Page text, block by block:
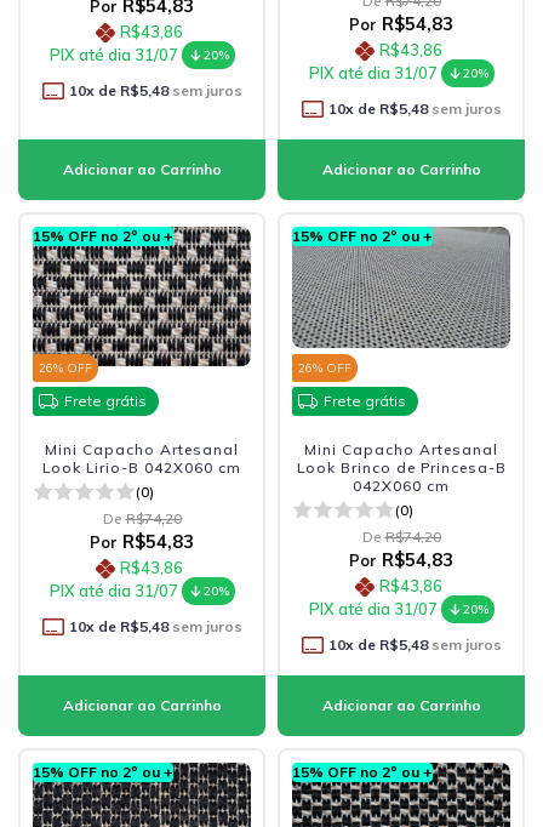
Por R$54,83
R$43,86
PIX até dia 31/07
20%
10x de R$5,48sem juros
Por R$54,83
R$43,86
PIX até dia 31/07
20%
10x de R$5,48sem juros
15% OFF no 2º ou +
26% OFF
Frete grátis
Mini Capacho Artesanal
Look Lirio-B 042X060 cm
(0)
De R$74,20
Por R$54,83
R$43,86
PIX até dia 31/07
20%
10x de R$5,48sem juros
15% OFF no 2º ou +
26% OFF
Frete grátis
Mini Capacho Artesanal
Look Brinco de Princesa-B
042X060 cm
(0)
De R$74,20
Por R$54,83
R$43,86
PIX até dia 31/07
20%
10x de R$5,48sem juros
15% OFF no 2º ou + 15% OFF no 2º ou +